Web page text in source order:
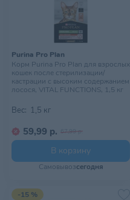
Purina Pro Plan
Корм Purina Pro Plan для взрослых
кошек после стерилизации/
кастрации с высоким содержанием
лосося, VITAL FUNCTIONS, 1,5 кг
Вес: 1,5 кг
59,99 р. 67,99 р.
В корзину
Самовывозсегодня
-15 %